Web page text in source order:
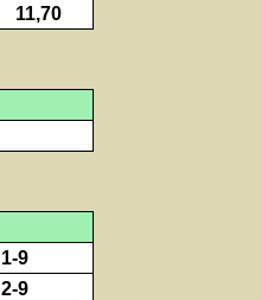
11,70
1-9
2-9